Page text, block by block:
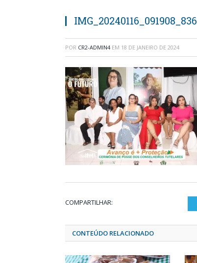
IMG_20240116_091908_836
POR CR2-ADMIN4 EM 18 DE JANEIRO DE 2024
COMPARTILHAR:
CONTEÚDO RELACIONADO